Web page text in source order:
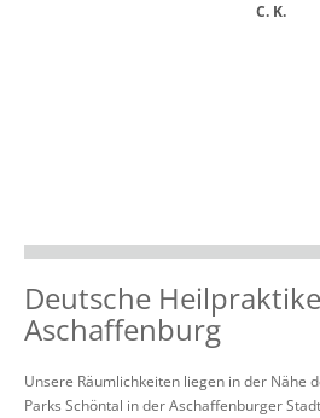
C. K.
Deutsche
Aschaffenburg
Unsere Räumlichkeiten liegen in der Nähe
Parks Schöntal in der Aschaffenburger